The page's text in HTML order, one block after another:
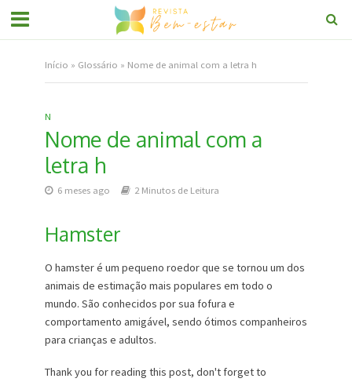
Início » Glossário » Nome de animal com a letra h
N
Nome de animal com a
letra h
6 meses ago 2 Minutos de Leitura
Hamster
O hamster é um pequeno roedor que se tornou um dos
animais de estimação mais populares em todo o
mundo. São conhecidos por sua fofura e
comportamento amigável, sendo ótimos companheiros
para crianças e adultos.
Thank you for reading this post, don't forget to